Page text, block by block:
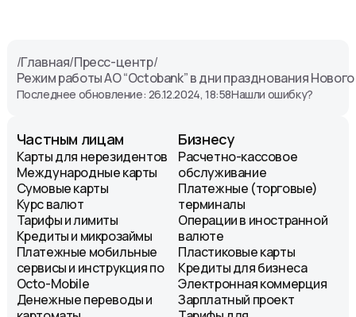
/Главная/Пресс-центр/
Режим работы АО “Octobank” в дни празднования
Последнее обновление: 26.12.2024, 18:58Нашли ошибку?
Частным лицам
Карты для нерезидентов
Международные карты
Сумовые карты
Курс валют
Тарифы и лимиты
Кредиты и микрозаймы
Платежные мобильные
сервисы и инструкция по
Octo-Mobile
Денежные переводы и
Бизнесу
Расчетно-кассовое
обслуживание
Платежные (торговые)
терминалы
Операции в иностранной
валюте
Пластиковые карты
Кредиты для бизнеса
Электронная коммерция
Зарплатный проект